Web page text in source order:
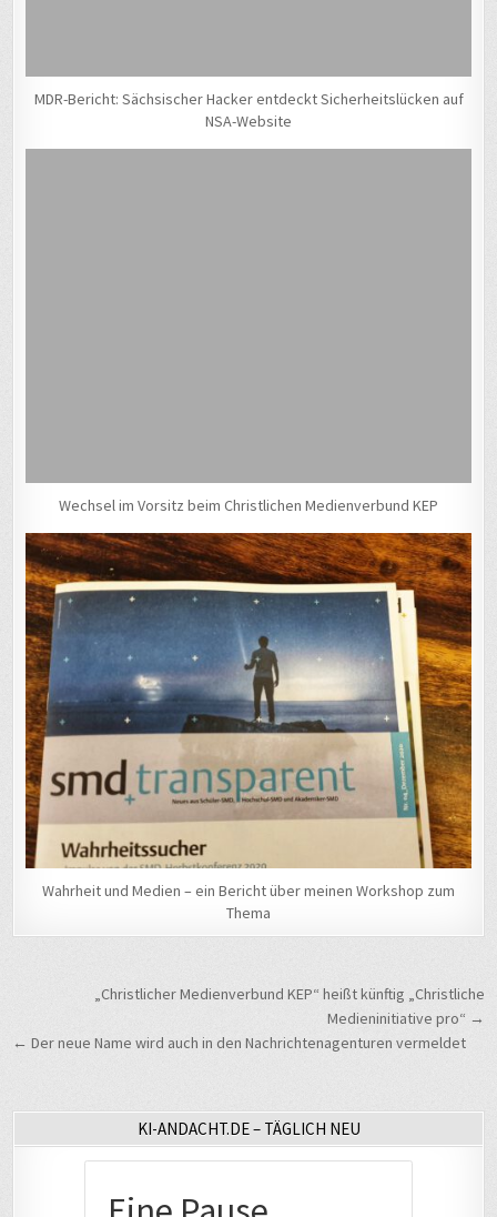
MDR-Bericht: Sächsischer Hacker entdeckt Sicherheitslücken auf
NSA-Website
Wechsel im Vorsitz beim Christlichen Medienverbund KEP
Wahrheit und Medien – ein Bericht über meinen Workshop zum
Thema
Beitragsnavigation
„Christlicher Medienverbund KEP“ heißt künftig „Christliche
Medieninitiative pro“ →
← Der neue Name wird auch in den Nachrichtenagenturen vermeldet
KI-ANDACHT.DE – TÄGLICH NEU